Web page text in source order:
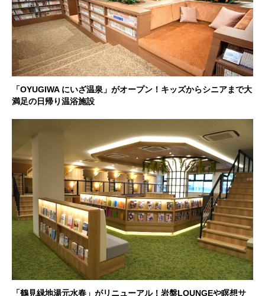
「OYUGIWA にいざ温泉」がオープン！キッズからシニアまで大
満足の日帰り温浴施設
「鶴見緑地湯元水春」がリニューアル！岩盤LOUNGEや瞑想サ